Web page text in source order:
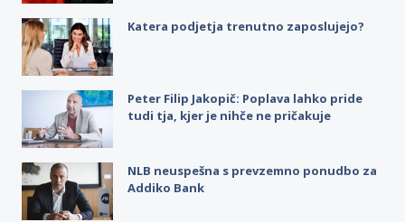
Katera podjetja trenutno zaposlujejo?
Peter Filip Jakopič: Poplava lahko pride
tudi tja, kjer je nihče ne pričakuje
NLB neuspešna s prevzemno ponudbo za
Addiko Bank